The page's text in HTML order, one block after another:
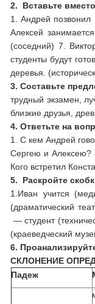
2. Вставьте
1. Андрей позвонил
Алексей
(соседний) 7.
студенты будут
деревья.
3.Составьте
трудный экзамен,
близкие друзья,
4.Ответьте на
1. С кем Андрей
Сергею и Алексею?
Кого встретил
5. Раскройте
1.Иван учится
(драматический
— студент
(краеведческий
6.
СКЛОНЕНИЕ
Падеж